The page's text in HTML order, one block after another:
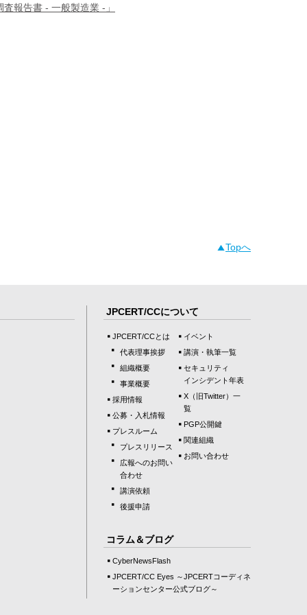
報告書 - 一般製造業 -」
Topへ
JPCERT/CCについて
JPCERT/CCとは
代表理事挨拶
組織概要
事業概要
採用情報
公募・入札情報
プレスルーム
プレスリリース
広報へのお問い
合わせ
講演依頼
後援申請
イベント
講演・執筆一覧
セキュリティ
インシデント年表
X（旧Twitter）一
覧
PGP公開鍵
関連組織
お問い合わせ
コラム＆ブログ
CyberNewsFlash
JPCERT/CC Eyes ～JPCERTコーディネ
ーションセンター公式ブログ～